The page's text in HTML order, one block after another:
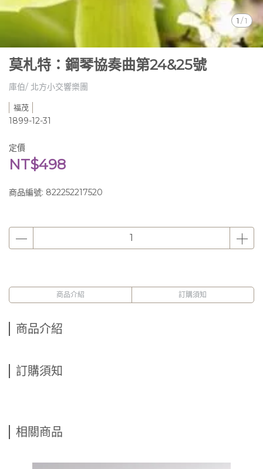
1 /1
莫札特：鋼琴協奏曲第24&25號
庫伯/ 北方小交響樂團
福茂
1899-12-31
定價
NT$498
商品編號: 822252217520
商品介紹 訂購須知
商品介紹
訂購須知
相關商品